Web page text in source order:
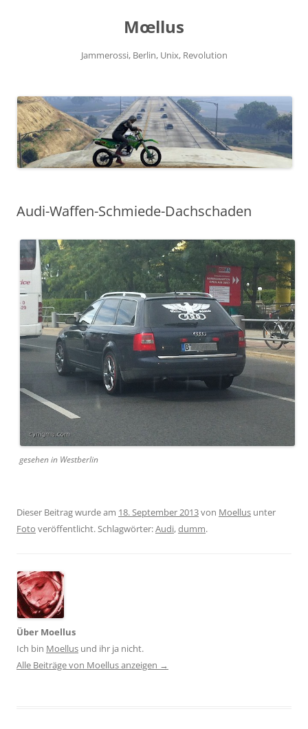
Mœllus
Jammerossi, Berlin, Unix, Revolution
Audi-Waffen-Schmiede-Dachschaden
gesehen in Westberlin
Dieser Beitrag wurde am 18. September 2013von Moellus unter
Foto veröffentlicht. Schlagwörter:Audi,dumm.
Über Moellus
Ich bin Moellus und ihr ja nicht.
Alle Beiträge von Moellus anzeigen →